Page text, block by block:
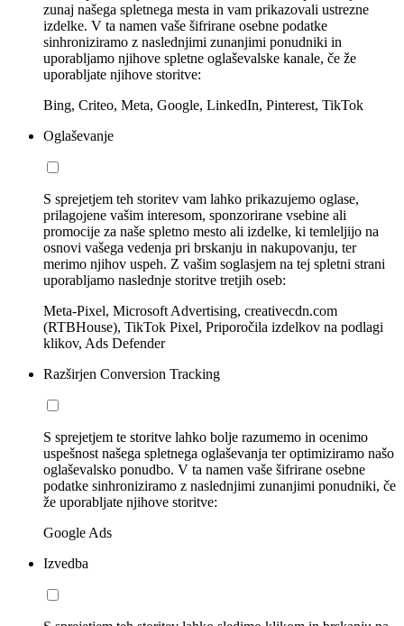
zunaj našega spletnega mesta in vam prikazovali ustrezne
izdelke. V ta namen vaše šifrirane osebne podatke
sinhroniziramo z naslednjimi zunanjimi ponudniki in
uporabljamo njihove spletne oglaševalske kanale, če že
uporabljate njihove storitve:
Bing, Criteo, Meta, Google, LinkedIn, Pinterest, TikTok
Oglaševanje
S sprejetjem teh storitev vam lahko prikazujemo oglase,
prilagojene vašim interesom, sponzorirane vsebine ali
promocije za naše spletno mesto ali izdelke, ki temleljijo na
osnovi vašega vedenja pri brskanju in nakupovanju, ter
merimo njihov uspeh. Z vašim soglasjem na tej spletni strani
uporabljamo naslednje storitve tretjih oseb:
Meta-Pixel, Microsoft Advertising, creativecdn.com
(RTBHouse), TikTok Pixel, Priporočila izdelkov na podlagi
klikov, Ads Defender
Razširjen Conversion Tracking
S sprejetjem te storitve lahko bolje razumemo in ocenimo
uspešnost našega spletnega oglaševanja ter optimiziramo našo
oglaševalsko ponudbo. V ta namen vaše šifrirane osebne
podatke sinhroniziramo z naslednjimi zunanjimi ponudniki, če
že uporabljate njihove storitve:
Google Ads
Izvedba